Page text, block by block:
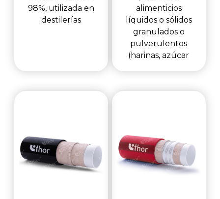
98%, utilizada en
destilerías
alimenticios
líquidos o sólidos
granulados o
pulverulentos
(harinas, azúcar